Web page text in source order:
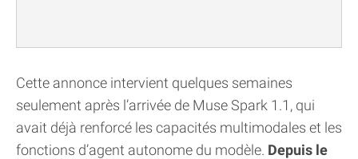
Cette annonce intervient quelques semaines
seulement après l’arrivée de Muse Spark 1.1, qui
avait déjà renforcé les capacités multimodales et les
fonctions d’agent autonome du modèle. Depuis le